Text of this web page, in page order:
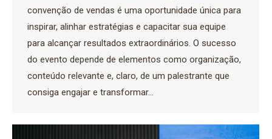
convenção de vendas é uma oportunidade única para
inspirar, alinhar estratégias e capacitar sua equipe
para alcançar resultados extraordinários. O sucesso
do evento depende de elementos como organização,
conteúdo relevante e, claro, de um palestrante que
consiga engajar e transformar…